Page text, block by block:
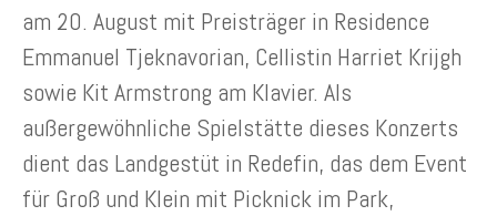
am 20. August mit Preisträger in Residence
Emmanuel Tjeknavorian, Cellistin Harriet Krijgh
sowie Kit Armstrong am Klavier. Als
außergewöhnliche Spielstätte dieses Konzerts
dient das Landgestüt in Redefin, das dem Event
für Groß und Klein mit Picknick im Park,